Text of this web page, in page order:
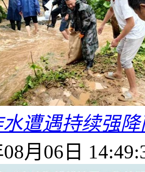
遭遇持续强
月06日